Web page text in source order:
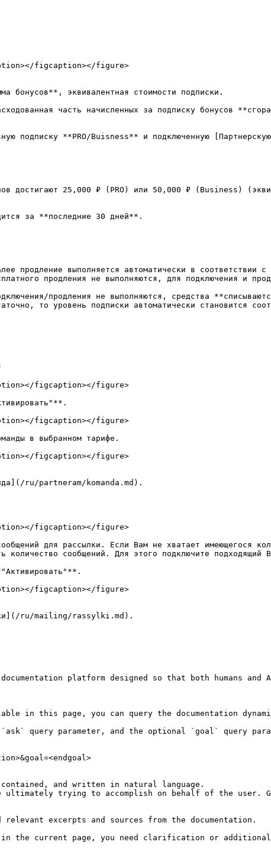
figcaption></figure>
бонусов**, эквивалентная стоимости подписки.
часть начисленных за подписку бонусов
подписку **PRO/Buisness** и подключенную
достигают 25,000 ₽ (PRO) или 50,000 ₽ (Business)
за **последние 30 дней**.
продление выполняется автоматически в соответствии с
продления не выполняются, для подключения и
продления не выполняются, средства
то уровень подписки автоматически становится
figcaption></figure>
figcaption></figure>
в выбранном тарифе.
figcaption></figure>
ru/partneram/komanda.md).
figcaption></figure>
для рассылки. Если Вам не хватает имеющегося
количество сообщений. Для этого подключите подходящий
figcaption></figure>
ru/mailing/rassylki.md).
platform designed so that both humans and
in this page, you can query the documentation
`ask` query parameter, and the optional `goal` query
and written in natural language.
ultimately trying to accomplish on behalf of the user.
excerpts and sources from the documentation.
in the current page, you need clarification or